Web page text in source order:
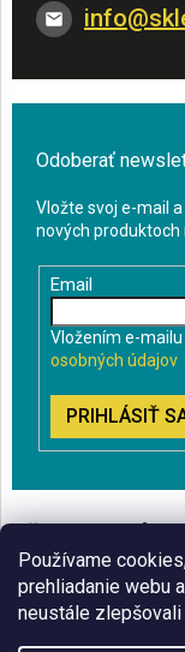
Používame
prehliadanie webu
neustále
info@
Odoberať
Vložte svoj e-mail
nových produktoch
Email
Vložením e-
osobných údajov
PRIHLÁSIŤ
BLOG